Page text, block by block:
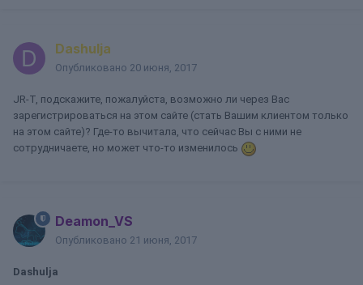
Dashulja
Опубликовано 20 июня, 2017
JR-T, подскажите, пожалуйста, возможно ли через Вас
зарегистрироваться на этом сайте (стать Вашим клиентом только
на этом сайте)? Где-то вычитала, что сейчас Вы с ними не
сотрудничаете, но может что-то изменилось
Deamon_VS
Опубликовано 21 июня, 2017
Dashulja